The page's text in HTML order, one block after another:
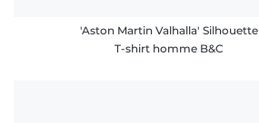
'Aston Martin Valhalla' Silhouette
T-shirt homme B&C